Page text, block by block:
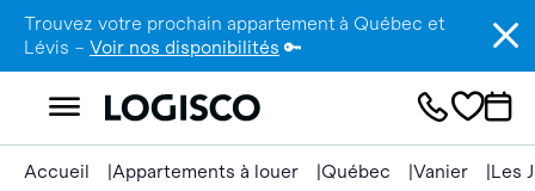
Trouvez votre prochain appartement à Québec et
Lévis – Voir nos disponibilités 🔑
Accueil Appartements à louer Québec Vanier Les